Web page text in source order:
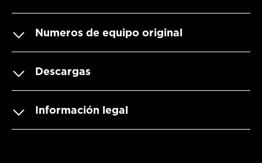
Numeros de equipo original
Descargas
Información legal